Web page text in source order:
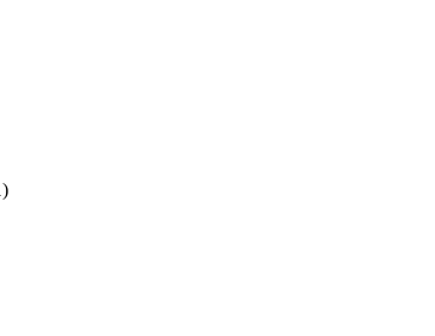
)